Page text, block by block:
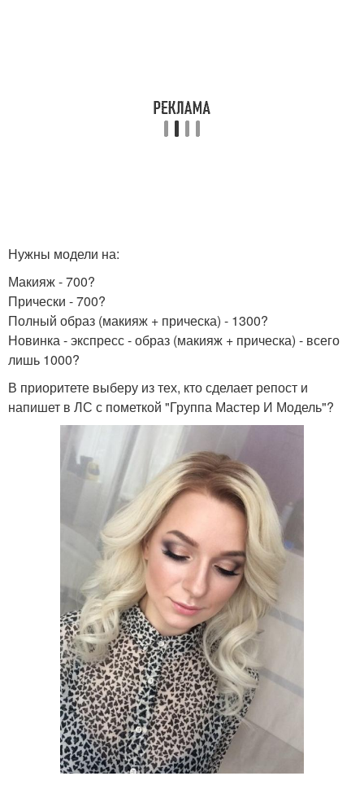
Нужны модели на:
Макияж - 700?
Прически - 700?
Полный образ (макияж + прическа) - 1300?
Новинка - экспресс - образ (макияж + прическа) - всего
лишь 1000?
В приоритете выберу из тех, кто сделает репост и
напишет в ЛС с пометкой "Группа Мастер И Модель"?